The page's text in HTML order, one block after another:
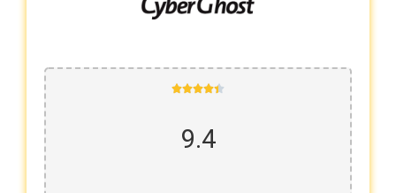

9.4